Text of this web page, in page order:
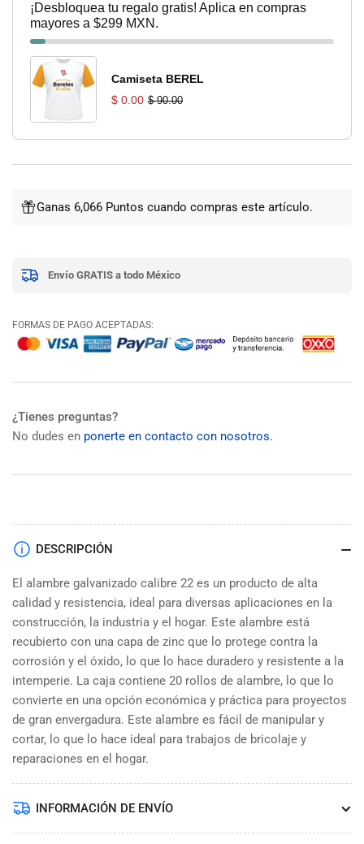
22
Caja
Con
20
Rollos
(20kg)
22
Caja
Con
Rollos
(20kg)
¡Desbloquea tu regalo gratis! Aplica en compras
mayores a $299 MXN.
Camiseta BEREL
$ 0.00 $ 90.00
Ganas 6,066 Puntos cuando compras este artículo.
Envío GRATIS a todo México
FORMAS DE PAGO ACEPTADAS:
¿Tienes preguntas?
No dudes en ponerte en contacto con nosotros.
DESCRIPCIÓN
El alambre galvanizado calibre 22 es un producto de alta
calidad y resistencia, ideal para diversas aplicaciones en la
construcción, la industria y el hogar. Este alambre está
recubierto con una capa de zinc que lo protege contra la
corrosión y el óxido, lo que lo hace duradero y resistente a la
intemperie. La caja contiene 20 rollos de alambre, lo que lo
convierte en una opción económica y práctica para proyectos
de gran envergadura. Este alambre es fácil de manipular y
cortar, lo que lo hace ideal para trabajos de bricolaje y
reparaciones en el hogar.
INFORMACIÓN DE ENVÍO